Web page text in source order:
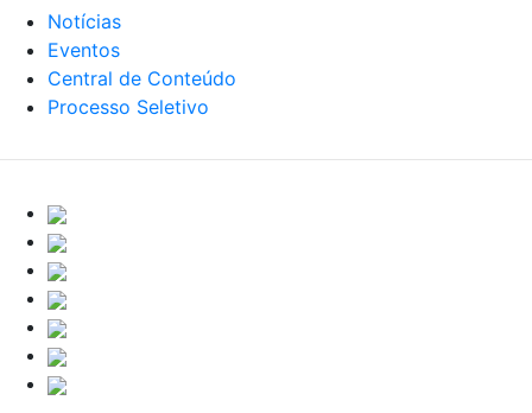
Notícias
Eventos
Central de Conteúdo
Processo Seletivo